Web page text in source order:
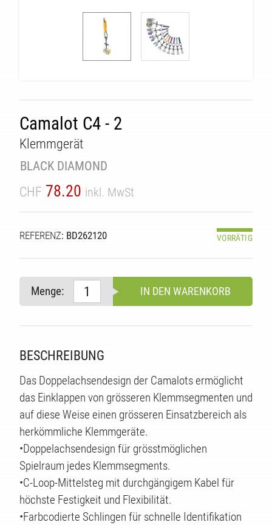
Camalot C4 - 2
Klemmgerät
BLACK DIAMOND
CHF 78.20 inkl. MwSt
REFERENZ: BD262120 VORRÄTIG
Menge: IN DEN WARENKORB
BESCHREIBUNG
Das Doppelachsendesign der Camalots ermöglicht
das Einklappen von grösseren Klemmsegmenten und
auf diese Weise einen grösseren Einsatzbereich als
herkömmliche Klemmgeräte.
•Doppelachsendesign für grösstmöglichen
Spielraum jedes Klemmsegments.
•C-Loop-Mittelsteg mit durchgängigem Kabel für
höchste Festigkeit und Flexibilität.
•Farbcodierte Schlingen für schnelle Identifikation